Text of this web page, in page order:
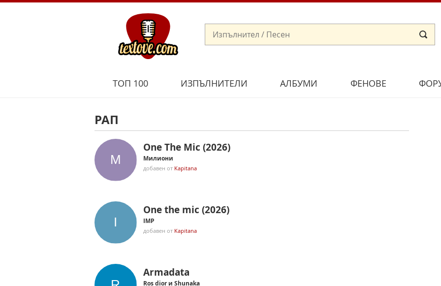
ТОП 100 ИЗПЪЛНИТЕЛИ АЛБУМИ ФЕНОВЕ
РАП
One The Mic (2026)
Милиони
добавен от Kapitana
One the mic (2026)
IMP
добавен от Kapitana
Armadata
Ros dior и Shunaka